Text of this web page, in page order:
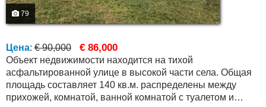
79
Цена: € 90,000 € 86,000
Объект недвижимости находится на тихой
асфальтированной улице в высокой части села. Общая
площадь составляет 140 кв.м. распределены между
прихожей, комнатой, ванной комнатой с туалетом и